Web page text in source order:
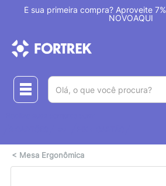
É sua primeira compra? Aproveite
NOVOAQUI
< Mesa Ergonômica